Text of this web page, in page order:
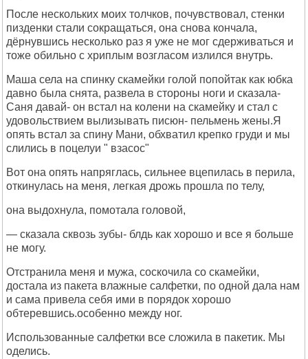
После нескольких моих толчков, почувствовал, стенки
пизденки стали сокращаться, она снова кончала,
дёрнувшись несколько раз я уже не мог сдерживаться и
тоже обильно с хриплым возгласом излился внутрь.
Маша села на спинку скамейки голой попойтак как юбка
давно была снята, развела в стороны ноги и сказала-
Саня давай- он встал на колени на скамейку и стал с
удовольствием вылизывать писюн- пельмень жены.Я
опять встал за спину Мани, обхватил крепко груди и мы
слились в поцелуи " взасос"
Вот она опять напряглась, сильнее вцепилась в перила,
откинулась на меня, легкая дрожь прошла по телу,
она выдохнула, помотала головой,
— сказала сквозь зубы- блдь как хорошо и все я больше
не могу.
Отстранила меня и мужа, соскочила со скамейки,
достала из пакета влажные салфетки, по одной дала нам
и сама привела себя ими в порядок хорошо
обтеревшись.особенно между ног.
Использованные салфетки все сложила в пакетик. Мы
оделись.